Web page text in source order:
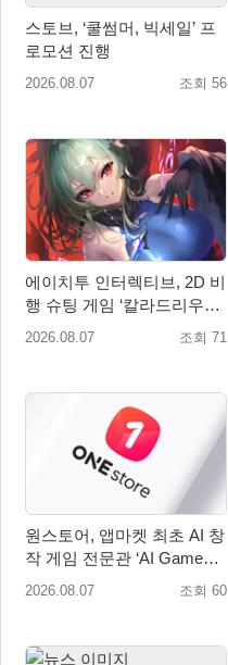
스토브, ‘쿨썸머, 빅세일’ 프
로모션 진행
2026.08.07 조회 56
에이치투 인터렉티브, 2D 비
행 슈팅 게임 ‘칼라드리우스
2/다크 엘레멘트’ 올 겨울 전
2026.08.07 조회 71
원스토어, 앱마켓 최초 AI 창
작 게임 전문관 ‘AI Games’
오픈
2026.08.07 조회 60